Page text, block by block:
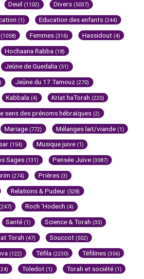
Deuil (1102) Divers (5037)
(1) Education des enfants (244)
(1058) Femmes (316) Hassidout (4)
Hochaana Rabba (18)
Jeûne de Guedalia (51)
Jeûne du 17 Tamouz (270)
Kabbala (4) Kriat haTorah (220)
sens des prénoms hébraïques (2)
Mariage (772) Mélanges lait/viande (1)
(154) Musique juive (1)
Sages (131) Pensée Juive (3087)
(274) Prières (3)
Relations & Pudeur (528)
(247) Roch 'Hodech (4)
Santé (1) Science & Torah (33)
Torah (47) Souccot (502)
(122) Téfila (2230) Téfilines (356)
Toledot (1) Torah et société (1)